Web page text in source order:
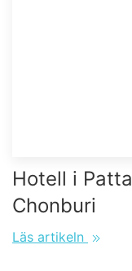
Hotell i
Chonburi
Läs artikeln